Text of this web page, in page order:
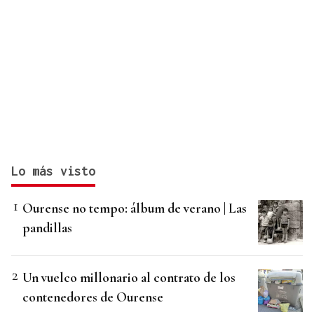
Lo más visto
Ourense no tempo: álbum de verano | Las
pandillas
Un vuelco millonario al contrato de los
contenedores de Ourense